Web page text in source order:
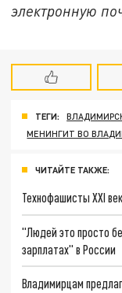
электронную
ТЕГИ:
МЕНИНГИТ ВО
ЧИТАЙТЕ ТАКЖЕ:
Технофашисты XXI
"Людей это просто
зарплатах" в России
Владимирцам